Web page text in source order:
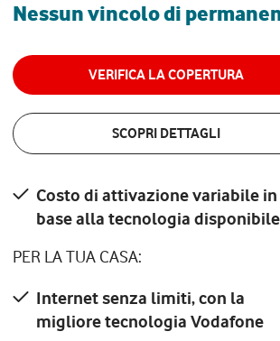
Nessun vincolo di
VERIFICA LA COPERTURA
SCOPRI DETTAGLI
Costo di attivazione variabile in
base alla tecnologia disponibile
PER LA TUA CASA:
Internet senza limiti, con la
migliore tecnologia Vodafone